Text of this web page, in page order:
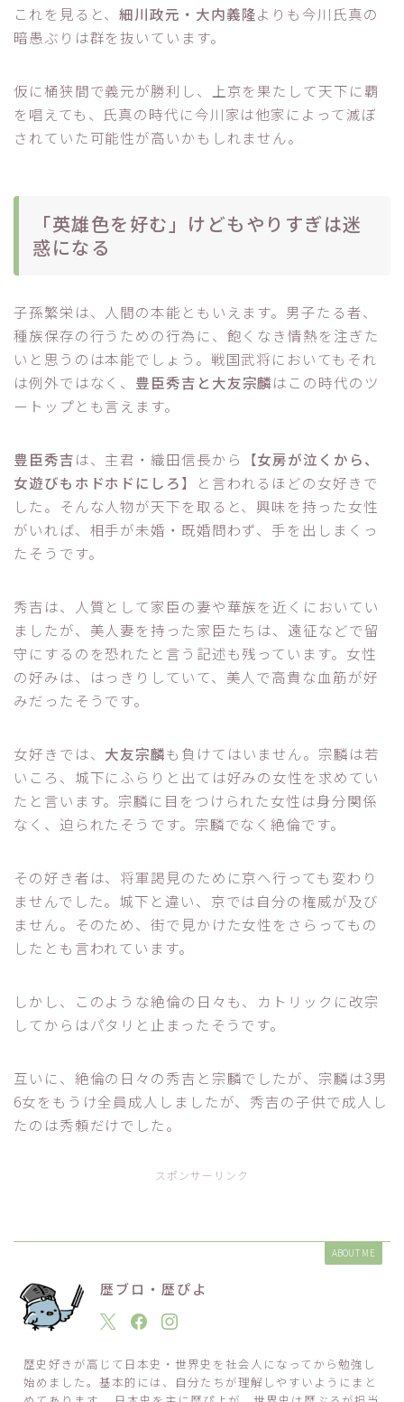
これを見ると、細川政元・大内義隆よりも今川氏真の
暗愚ぶりは群を抜いています。
仮に桶狭間で義元が勝利し、上京を果たして天下に覇
を唱えても、氏真の時代に今川家は他家によって滅ぼ
されていた可能性が高いかもしれません。
「英雄色を好む」けどもやりすぎは迷
惑になる
子孫繁栄は、人間の本能ともいえます。男子たる者、
種族保存の行うための行為に、飽くなき情熱を注ぎた
いと思うのは本能でしょう。戦国武将においてもそれ
は例外ではなく、 豊臣秀吉と大友宗麟はこの時代のツ
ートップとも言えます。
豊臣秀吉は、主君・織田信長から【女房が泣くから、
女遊びもホドホドにしろ】と言われるほどの女好きで
した。そんな人物が天下を取ると、興味を持った女性
がいれば、相手が未婚・既婚問わず、手を出しまくっ
たそうです。
秀吉は、人質として家臣の妻や華族を近くにおいてい
ましたが、美人妻を持った家臣たちは、遠征などで留
守にするのを恐れたと言う記述も残っています。女性
の好みは、はっきりしていて、美人で高貴な血筋が好
みだったそうです。
女好きでは、 大友宗麟も負けてはいません。宗麟は若
いころ、城下にふらりと出ては好みの女性を求めてい
たと言います。宗麟に目をつけられた女性は身分関係
なく、迫られたそうです。宗麟でなく絶倫です。
その好き者は、将軍謁見のために京へ行っても変わり
ませんでした。城下と違い、京では自分の権威が及び
ません。そのため、街で見かけた女性をさらってもの
したとも言われています。
しかし、このような絶倫の日々も、カトリックに改宗
してからはパタリと止まったそうです。
互いに、絶倫の日々の秀吉と宗麟でしたが、宗麟は3男
6女をもうけ全員成人しましたが、秀吉の子供で成人し
たのは秀頼だけでした。
スポンサーリンク
ABOUT ME
歴ブロ・歴ぴよ
歴史好きが高じて日本史・世界史を社会人になってから勉強し
始めました。基本的には、自分たちが理解しやすいようにまと